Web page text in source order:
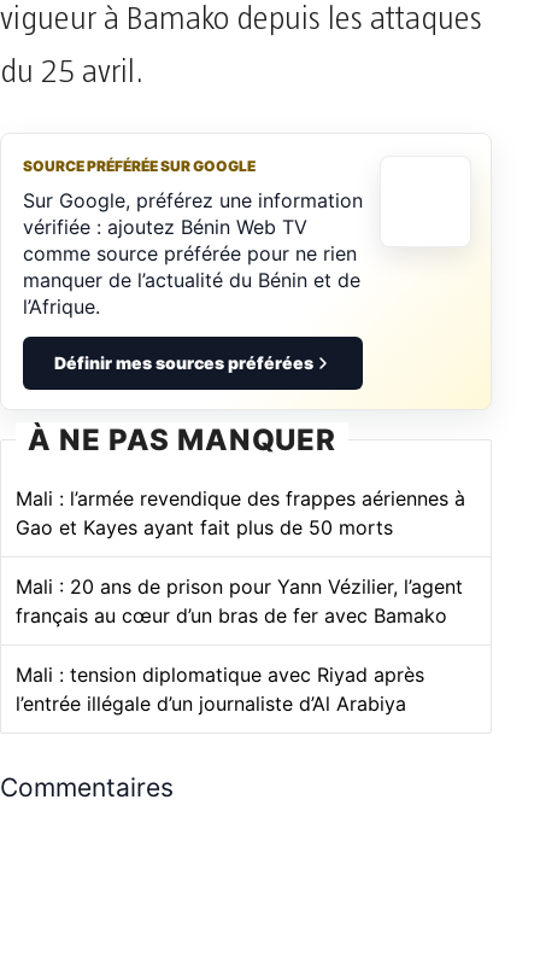
vigueur à Bamako depuis les attaques
du 25 avril.
SOURCE PRÉFÉRÉE SUR GOOGLE
Sur Google, préférez une information
vérifiée : ajoutez Bénin Web TV
comme source préférée pour ne rien
manquer de l’actualité du Bénin et de
l’Afrique.
Définir mes sources préférées
À NE PAS MANQUER
Mali : l’armée revendique des frappes aériennes à
Gao et Kayes ayant fait plus de 50 morts
Mali : 20 ans de prison pour Yann Vézilier, l’agent
français au cœur d’un bras de fer avec Bamako
Mali : tension diplomatique avec Riyad après
l’entrée illégale d’un journaliste d’Al Arabiya
Commentaires